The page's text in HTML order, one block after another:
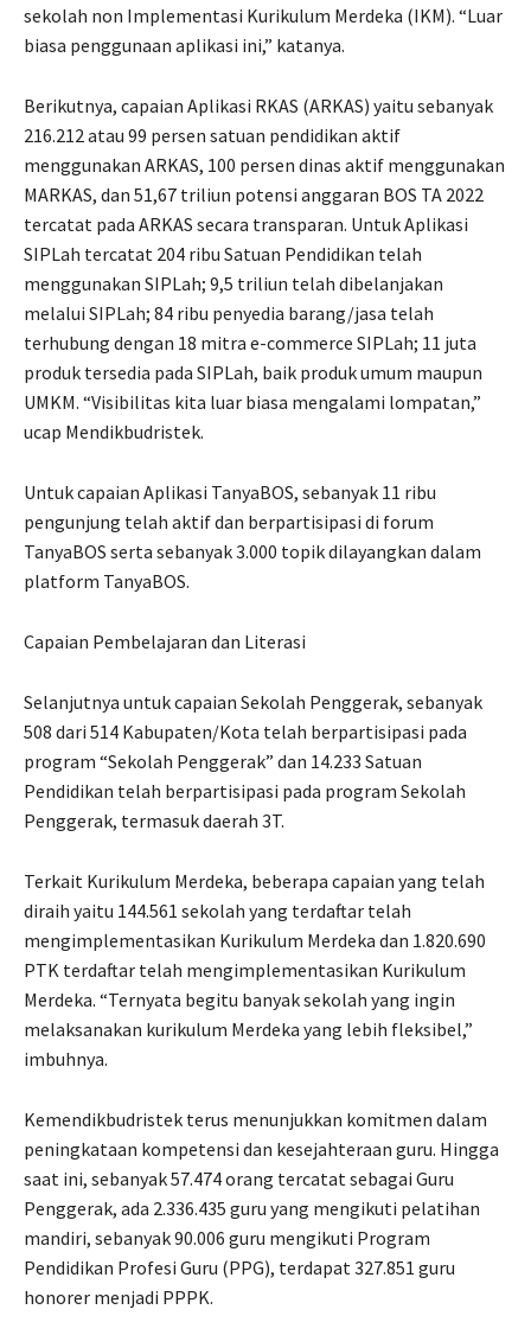
sekolah non Implementasi Kurikulum Merdeka (IKM). “Luar
biasa penggunaan aplikasi ini,” katanya.
Berikutnya, capaian Aplikasi RKAS (ARKAS) yaitu sebanyak
216.212 atau 99 persen satuan pendidikan aktif
menggunakan ARKAS, 100 persen dinas aktif menggunakan
MARKAS, dan 51,67 triliun potensi anggaran BOS TA 2022
tercatat pada ARKAS secara transparan. Untuk Aplikasi
SIPLah tercatat 204 ribu Satuan Pendidikan telah
menggunakan SIPLah; 9,5 triliun telah dibelanjakan
melalui SIPLah; 84 ribu penyedia barang/jasa telah
terhubung dengan 18 mitra e-commerce SIPLah; 11 juta
produk tersedia pada SIPLah, baik produk umum maupun
UMKM. “Visibilitas kita luar biasa mengalami lompatan,”
ucap Mendikbudristek.
Untuk capaian Aplikasi TanyaBOS, sebanyak 11 ribu
pengunjung telah aktif dan berpartisipasi di forum
TanyaBOS serta sebanyak 3.000 topik dilayangkan dalam
platform TanyaBOS.
Capaian Pembelajaran dan Literasi
Selanjutnya untuk capaian Sekolah Penggerak, sebanyak
508 dari 514 Kabupaten/Kota telah berpartisipasi pada
program “Sekolah Penggerak” dan 14.233 Satuan
Pendidikan telah berpartisipasi pada program Sekolah
Penggerak, termasuk daerah 3T.
Terkait Kurikulum Merdeka, beberapa capaian yang telah
diraih yaitu 144.561 sekolah yang terdaftar telah
mengimplementasikan Kurikulum Merdeka dan 1.820.690
PTK terdaftar telah mengimplementasikan Kurikulum
Merdeka. “Ternyata begitu banyak sekolah yang ingin
melaksanakan kurikulum Merdeka yang lebih fleksibel,”
imbuhnya.
Kemendikbudristek terus menunjukkan komitmen dalam
peningkataan kompetensi dan kesejahteraan guru. Hingga
saat ini, sebanyak 57.474 orang tercatat sebagai Guru
Penggerak, ada 2.336.435 guru yang mengikuti pelatihan
mandiri, sebanyak 90.006 guru mengikuti Program
Pendidikan Profesi Guru (PPG), terdapat 327.851 guru
honorer menjadi PPPK.